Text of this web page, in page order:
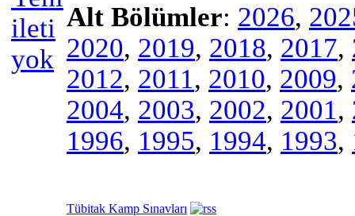
Alt Bölümler: 2026,
2020, 2019, 2018, 2017,
2012, 2011, 2010, 2009,
2004, 2003, 2002, 2001,
1996, 1995, 1994, 1993,
Tübitak Kamp Sınavları